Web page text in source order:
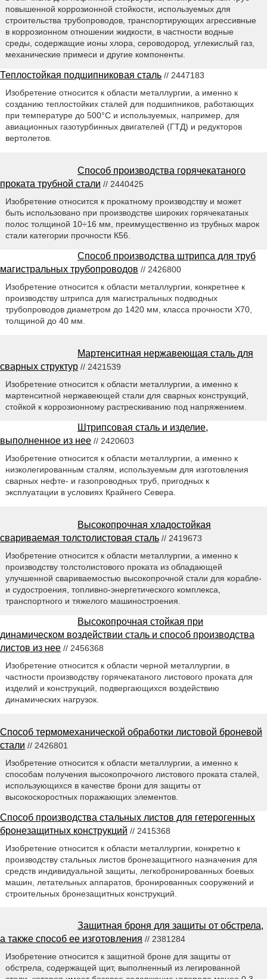
повышенной коррозионной стойкости, используемых для
строительства трубопроводов, транспортирующих агрессивные
в коррозионном отношении жидкости, в частности водные
среды, содержащие ионы хлора, сероводород, углекислый газ,
механические примеси и другие компоненты.
Теплостойкая подшипниковая сталь // 2447183
Изобретение относится к области металлургии, а именно к
созданию теплостойких сталей для подшипников, работающих
при температуре до 500°С и используемых, например, для
авиационных газотурбинных двигателей (ГТД) и редукторов
вертолетов.
Способ производства горячекатаного
проката трубной стали // 2440425
Изобретение относится к прокатному производству и может
быть использовано при производстве широких горячекатаных
полос толщиной 10÷16 мм, преимущественно из трубных марок
стали категории прочности К56.
Способ производства штрипса для труб
магистральных трубопроводов // 2426800
Изобретение относится к области металлургии, конкретнее к
производству штрипса для магистральных подводных
трубопроводов диаметром до 1420 мм, класса прочности Х70,
толщиной до 40 мм.
Мартенситная нержавеющая сталь для
сварных структур // 2421539
Изобретение относится к области металлургии, а именно к
мартенситной нержавеющей стали для сварных конструкций,
стойкой к коррозионному растрескиванию под напряжением.
Штрипсовая сталь и изделие,
выполненное из нее // 2420603
Изобретение относится к области металлургии, а именно к
низколегированным сталям, используемым для изготовления
сварных нефте- и газопроводных труб, пригодных к
эксплуатации в условиях Крайнего Севера.
Высокопрочная хладостойкая
свариваемая толстолистовая сталь // 2419673
Изобретение относится к области металлургии, а именно к
производству толстолистового проката из обладающей
улучшенной свариваемостью высокопрочной стали для корабле-
и судостроения, топливно-энергетического комплекса,
транспортного и тяжелого машиностроения.
Высокопрочная стойкая при
динамическом воздействии сталь и способ производства
листов из нее // 2456368
Изобретение относится к области черной металлургии, в
частности производству горячекатаного листового проката для
изделий и конструкций, подвергающихся воздействию
динамических нагрузок.
Способ термомеханической обработки листовой броневой
стали // 2426801
Изобретение относится к области металлургии, а именно к
способам получения высокопрочного листового проката сталей,
использующихся в качестве брони для защиты от
высокоскоростных поражающих элементов.
Способ производства стальных листов для гетерогенных
бронезащитных конструкций // 2415368
Изобретение относится к области металлургии, конкретно к
производству стальных листов бронезащитного назначения для
средств индивидуальной защиты, легкобронированных боевых
машин, летательных аппаратов, бронированных сооружений и
строительных бронезащитных конструкций.
Защитная броня для защиты от обстрела,
а также способ ее изготовления // 2381284
Изобретение относится к защитной броне для защиты от
обстрела, содержащей щит, выполненный из легированной